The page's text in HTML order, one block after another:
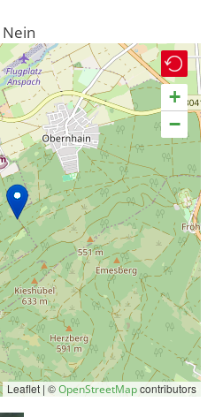
Nein
+
−
Leaflet | ©OpenStreetMapcontributors